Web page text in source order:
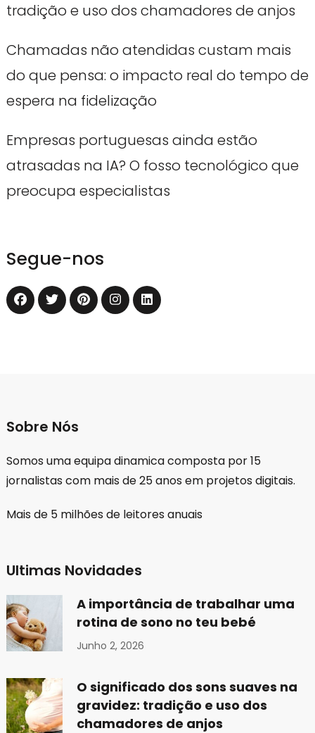
tradição e uso dos chamadores de anjos
Chamadas não atendidas custam mais
do que pensa: o impacto real do tempo de
espera na fidelização
Empresas portuguesas ainda estão
atrasadas na IA? O fosso tecnológico que
preocupa especialistas
Segue-nos
Sobre Nós
Somos uma equipa dinamica composta por 15
jornalistas com mais de 25 anos em projetos digitais.
Mais de 5 milhões de leitores anuais
Ultimas Novidades
A importância de trabalhar uma
rotina de sono no teu bebé
Junho 2, 2026
O significado dos sons suaves na
gravidez: tradição e uso dos
chamadores de anjos